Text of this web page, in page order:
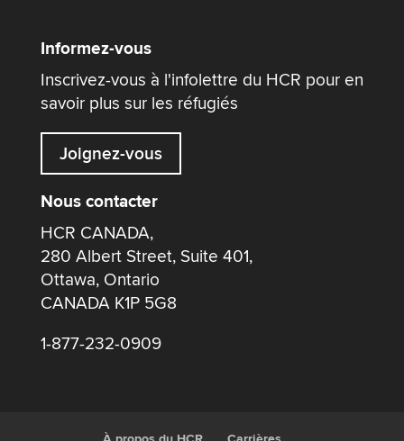
Informez-vous
Inscrivez-vous à l'infolettre du HCR pour en
savoir plus sur les réfugiés
Joignez-vous
Nous contacter
HCR CANADA,
280 Albert Street, Suite 401,
Ottawa, Ontario
CANADA K1P 5G8
1-877-232-0909